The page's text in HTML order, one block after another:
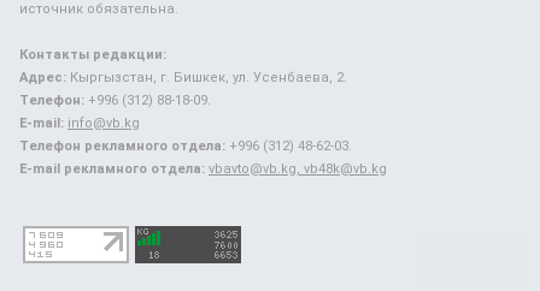
источник обязательна.
Контакты редакции:
Адрес: Кыргызстан, г. Бишкек, ул. Усенбаева, 2.
Телефон: +996 (312) 88-18-09.
E-mail: info@vb.kg
Телефон рекламного отдела: +996 (312) 48-62-03.
E-mail рекламного отдела: vbavto@vb.kg, vb48k@vb.kg